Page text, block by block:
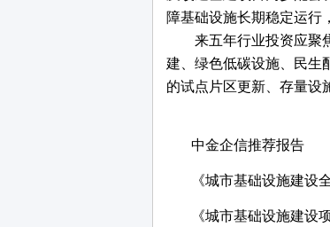
障基础设施长期稳定运行
来五年行业投资应聚
建、绿色低碳设施、民生
的试点片区更新、存量设
中金企信推荐报告
《城市基础设施建设
《城市基础设施建设